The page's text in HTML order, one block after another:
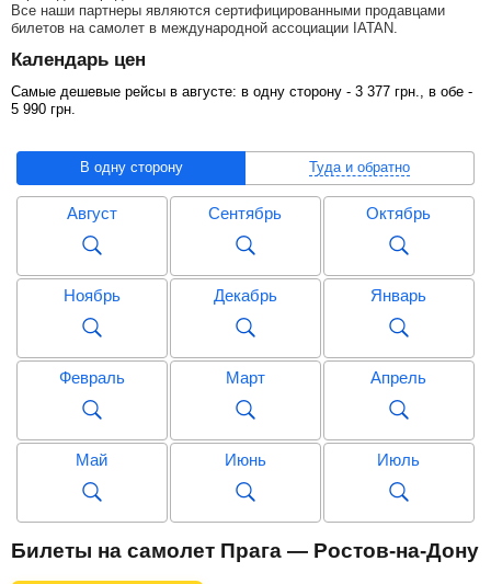
Все наши партнеры являются сертифицированными продавцами
билетов на самолет в международной ассоциации IATAN.
Календарь цен
Самые дешевые рейсы в августе: в одну сторону - 3 377 грн ., в обе -
5 990 грн
В одну сторону Туда и обратно
Август Сентябрь Октябрь
Ноябрь Декабрь Январь
Февраль Март Апрель
Май Июнь Июль
Сентябрь Октябрь
Билеты на самолет Прага — Ростов-на-Дону